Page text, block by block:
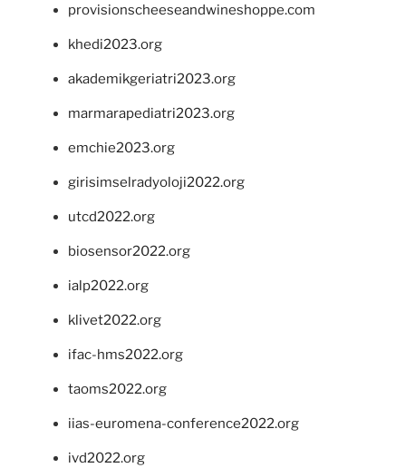
provisionscheeseandwineshoppe.com
khedi2023.org
akademikgeriatri2023.org
marmarapediatri2023.org
emchie2023.org
girisimselradyoloji2022.org
utcd2022.org
biosensor2022.org
ialp2022.org
klivet2022.org
ifac-hms2022.org
taoms2022.org
iias-euromena-conference2022.org
ivd2022.org